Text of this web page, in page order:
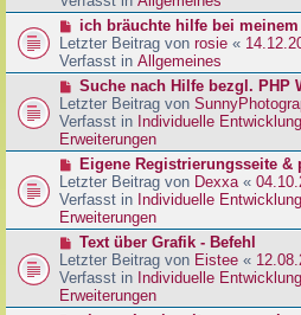
g
i
r
a
g
e
r
B
e
t
r
a
g
N
e
u
e
r
B
e
i
r
a
g
ich bräuchte hilfe bei
Letzter Beitrag von rosie «
Verfasst in Allgemeines
N
e
u
e
r
B
e
i
t
a
g
Suche nach Hilfe bezgl. PHP
Letzter Beitrag von
Verfasst in Individuelle
Erweiterungen
N
e
u
e
r
B
e
i
t
Eigene Registrierungsseite &
Letzter Beitrag von Dexxa«
Verfasst in Individuelle
Erweiterungen
N
e
u
e
Text über Grafik - Befehl
Letzter Beitrag von Eistee «
Verfasst in Individuelle
Erweiterungen